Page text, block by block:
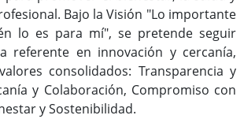
Bajo la Visión "Lo importante
lo es para mí", se pretende seguir
referente en innovación y cercanía,
consolidados: Transparencia y
y Colaboración, Compromiso con
y Sostenibilidad.